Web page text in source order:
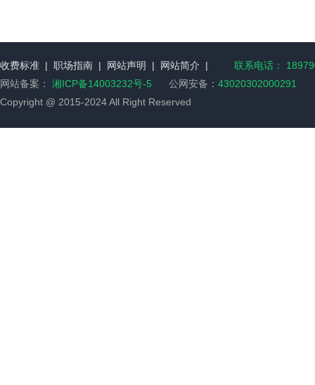
收费标准 | 职场指南 | 网站声明 | 网站简介 |
联系电话：
网站备案： 湘ICP备14003232号-5 公网安备： 43020302000291
Copyright @ 2015-2024 All Right Reserved